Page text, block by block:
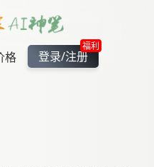
格
福利
登录/注册